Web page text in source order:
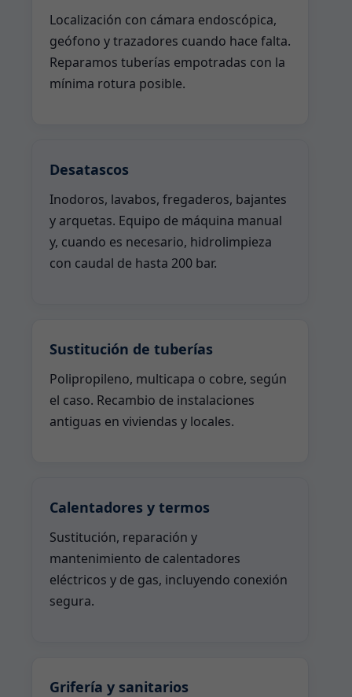
Localización con cámara endoscópica,
geófono y trazadores cuando hace falta.
Reparamos tuberías empotradas con la
mínima rotura posible.
Desatascos
Inodoros, lavabos, fregaderos, bajantes
y arquetas. Equipo de máquina manual
y, cuando es necesario, hidrolimpieza
con caudal de hasta 200 bar.
Sustitución de tuberías
Polipropileno, multicapa o cobre, según
el caso. Recambio de instalaciones
antiguas en viviendas y locales.
Calentadores y termos
Sustitución, reparación y
mantenimiento de calentadores
eléctricos y de gas, incluyendo conexión
segura.
Grifería y sanitarios